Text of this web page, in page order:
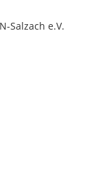
Salzach e.V.